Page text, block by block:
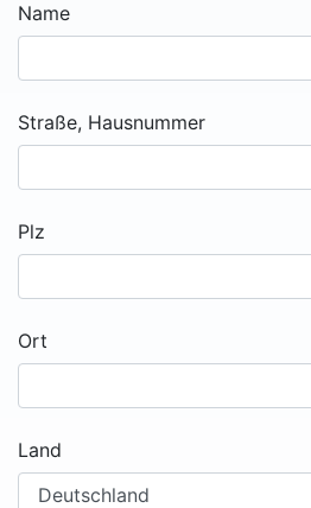
Name
Straße, Hausnummer
Plz
Ort
Land